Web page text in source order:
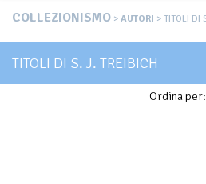
COLLEZIONISMO > AUTORI > TITOLI DI
TITOLI DI S. J. TREIBICH
Ordina per: